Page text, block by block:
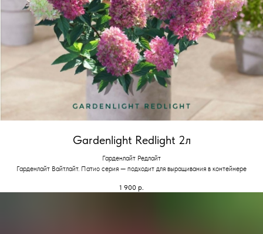
Gardenlight Redlight 2л
Гарденлайт Редлайт
Гарденлайт Вайтлайт. Патио серия — подходит для выращивания в контейнере
1 900 р.